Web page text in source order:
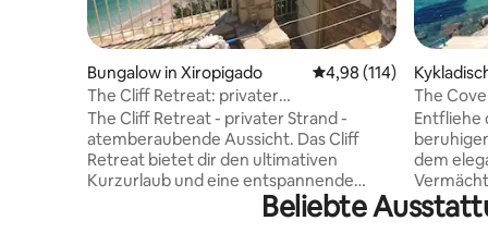
Bungalow in Xiropigado Durchschnittliche
4,98 (114)
The Cliff Retreat: privater
Strandzugang – Meerblick
The Cliff Retreat - privater Strand -
atemberaubende Aussicht. Das Cliff
Retreat bietet dir den ultimativen
Kurzurlaub und eine entspannende
Atmosphäre mit einem herrlichen 180-
Grad-Blick auf den Argolischen Golf. Ein
The
Entfliehe
dem
Beliebte